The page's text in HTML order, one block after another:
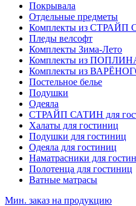
Покрывала
Отдельные предметы
Комплекты из СТРАЙП
Пледы велсофт
Комплекты Зима-Лето
Комплекты из
Комплекты из
Постельное белье
Подушки
Одеяла
СТРАЙП САТИН для
Халаты для гостиниц
Подушки для гостиниц
Одеяла для гостиниц
Наматрасники для
Полотенца для гостиниц
Ватные матрасы
Мин. заказ на продукцию